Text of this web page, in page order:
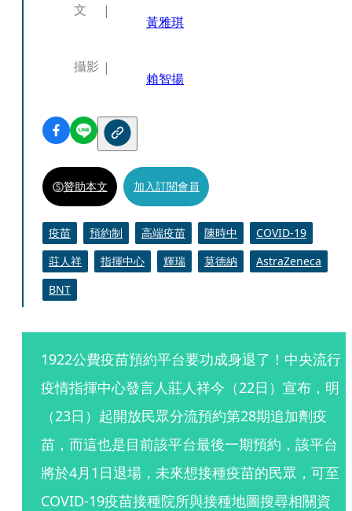
文
黃雅琪
攝影
賴智揚
贊助本文 加入訂閱會員
疫苗 預約制 高端疫苗 陳時中
COVID-19
莊人祥
指揮中心 輝瑞 莫德納
AstraZeneca
BNT
1922公費疫苗預約平台要功成身退了！中央流行
疫情指揮中心發言人莊人祥今（22日）宣布，明
（23日）起開放民眾分流預約第28期追加劑疫
苗，而這也是目前該平台最後一期預約，該平台
將於4月1日退場，未來想接種疫苗的民眾，可至
COVID-19疫苗接種院所與接種地圖搜尋相關資